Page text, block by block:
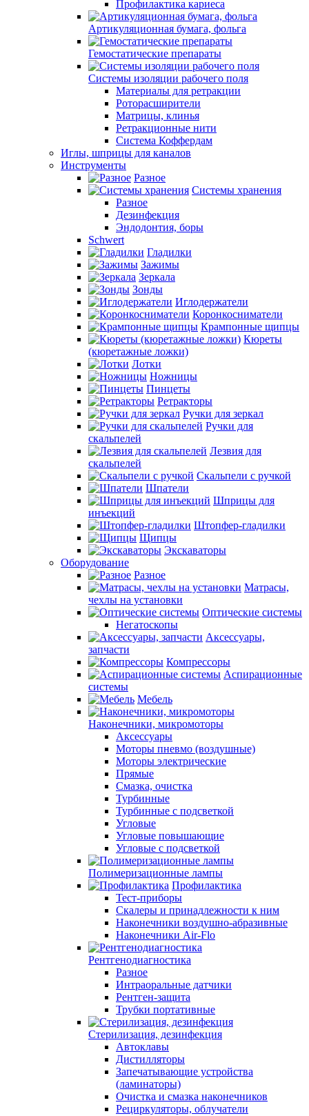
Профилактика кариеса
Артикуляционная бумага, фольга
Гемостатические препараты
Системы изоляции рабочего поля
Материалы для ретракции
Роторасширители
Матрицы, клинья
Ретракционные нити
Система Коффердам
Иглы, шприцы для каналов
Инструменты
Разное
Системы хранения
Разное
Дезинфекция
Эндодонтия, боры
Schwert
Гладилки
Зажимы
Зеркала
Зонды
Иглодержатели
Коронкосниматели
Крампонные щипцы
Кюреты
(кюретажные ложки)
Лотки
Ножницы
Пинцеты
Ретракторы
Ручки для зеркал
Ручки для
скальпелей
Лезвия для
скальпелей
Скальпели с ручкой
Шпатели
Шприцы для
инъекций
Штопфер-гладилки
Щипцы
Экскаваторы
Оборудование
Разное
Матрасы,
чехлы на установки
Оптические системы
Негатоскопы
Аксессуары,
запчасти
Компрессоры
Аспирационные
системы
Мебель
Наконечники, микромоторы
Аксессуары
Моторы пневмо (воздушные)
Моторы электрические
Прямые
Смазка, очистка
Турбинные
Турбинные с подсветкой
Угловые
Угловые повышающие
Угловые с подсветкой
Полимеризационные лампы
Профилактика
Тест-приборы
Скалеры и принадлежности к ним
Наконечники воздушно-абразивные
Наконечники Air-Flo
Рентгенодиагностика
Разное
Интраоральные датчики
Рентген-защита
Трубки портативные
Стерилизация, дезинфекция
Автоклавы
Дистилляторы
Запечатывающие устройства
(ламинаторы)
Очистка и смазка наконечников
Рециркуляторы, облучатели